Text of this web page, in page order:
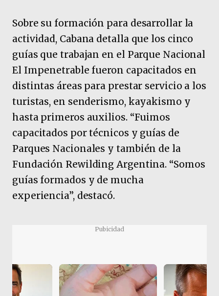
Sobre su formación para desarrollar la
actividad, Cabana detalla que los cinco
guías que trabajan en el Parque Nacional
El Impenetrable fueron capacitados en
distintas áreas para prestar servicio a los
turistas, en senderismo, kayakismo y
hasta primeros auxilios. “Fuimos
capacitados por técnicos y guías de
Parques Nacionales y también de la
Fundación Rewilding Argentina. “Somos
guías formados y de mucha
experiencia”, destacó.
Pubicidad